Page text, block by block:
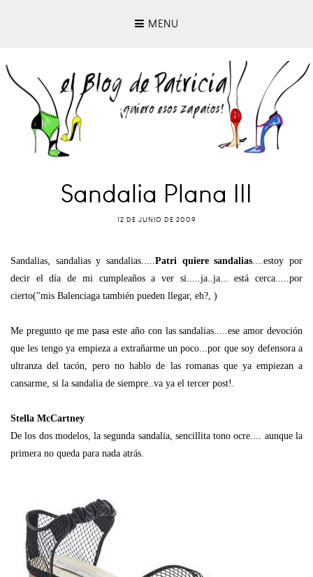
MENU
Sandalia Plana III
12 DE JUNIO DE 2009
Sandalias, sandalias y sandalias..... Patri quiere sandalias ....estoy por
decir el día de mi cumpleaños a ver si.....ja..ja... está cerca.....por
cierto("mis Balenciaga también pueden llegar, eh?, )
Me pregunto qe me pasa este año con las sandalias.....ese amor devoción
que les tengo ya empieza a extrañarme un poco...por que soy defensora a
ultranza del tacón, pero no hablo de las romanas que ya empiezan a
cansarme, si la sandalia de siempre..va ya el tercer post!.
Stella McCartney
De los dos modelos, la segunda sandalia, sencillita tono ocre.... aunque la
primera no queda para nada atrás.